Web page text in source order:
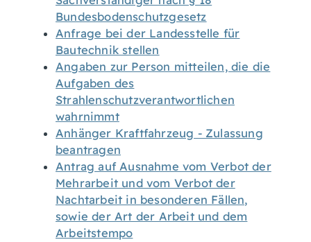
Bundesbodenschutzgesetz
Anfrage bei der Landesstelle für
Bautechnik stellen
Angaben zur Person mitteilen, die die
Aufgaben des
Strahlenschutzverantwortlichen
wahrnimmt
Anhänger Kraftfahrzeug - Zulassung
beantragen
Antrag auf Ausnahme vom Verbot der
Mehrarbeit und vom Verbot der
Nachtarbeit in besonderen Fällen,
sowie der Art der Arbeit und dem
Arbeitstempo